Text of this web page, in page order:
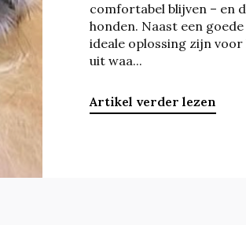
comfortabel blijven – en
honden. Naast een
ideale oplossing zijn
uit waa...
Artikel verder lezen